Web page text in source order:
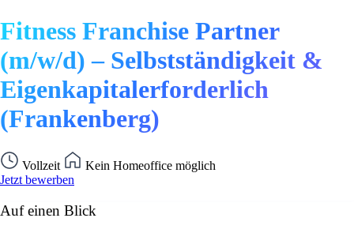
Fitness Franchise Partner
(m/w/d) – Selbstständigkeit &
Eigenkapitalerforderlich
(Frankenberg)
Vollzeit
Kein Homeoffice möglich
Jetzt bewerben
Auf einen Blick